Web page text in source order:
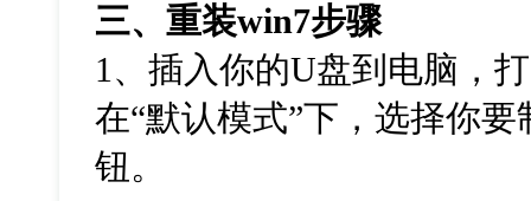
三、重装win7步骤
1 、插入你的U盘到电脑，
在“默认模式”下，选择你要
钮。